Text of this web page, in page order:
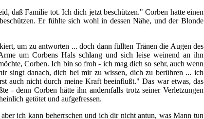
daß Familie tot. Ich dich jetzt beschützen." Corben hatte einen
Er fühlte sich wohl in dessen Nähe, und der Blonde
um zu antworten ... doch dann füllten Tränen die Augen des
um Corbens Hals schlang und sich leise weinend an ihn
Corben. Ich bin so froh - ich mag dich so sehr, auch wenn
singt danach, dich bei mir zu wissen, dich zu berühren ... ich
auch nicht durch meine Kraft beeinflußt." Das war etwas, das
- denn Corben hätte ihn andernfalls trotz seiner Verletzungen
getötet und aufgefressen.
ich kann beherrschen und ich dir nicht antun, was Mann tun